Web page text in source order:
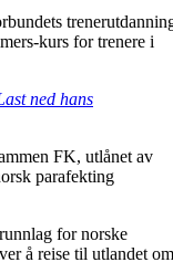
kurs for trenere i
ned hans
FK, utlånet av
parafekting
for norske
å reise til utlandet om